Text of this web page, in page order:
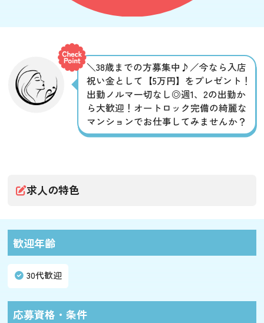
＼38歳までの方募集中♪／今なら入店
祝い金として【5万円】をプレゼント！
出勤ノルマ一切なし◎週1、2の出勤か
ら大歓迎！オートロック完備の綺麗な
マンションでお仕事してみませんか？
求人の特色
歓迎年齢
30代歓迎
応募資格・条件